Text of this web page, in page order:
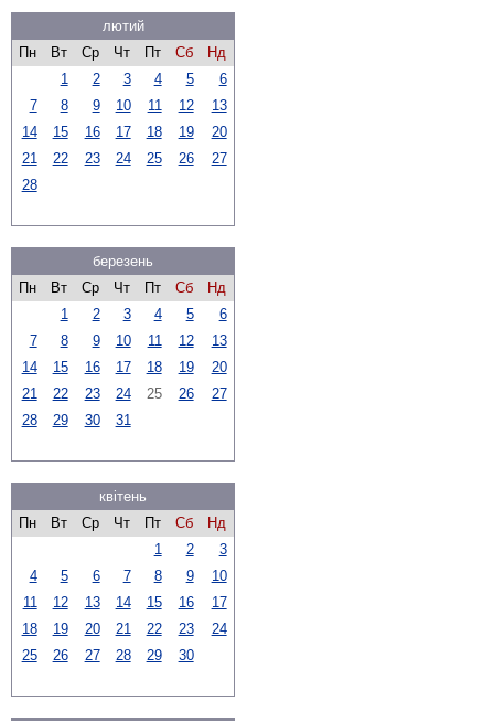
лютий
Пн
Вт Ср Чт Пт Сб
Нд
1
2 3 4 5
6
7
8 9 10 11 12
13
14
15 16 17 18 19
20
21
22 23 24 25 26
27
28
березень
Пн
Вт Ср Чт Пт Сб
Нд
1
2 3 4 5
6
7
8 9 10 11 12
13
14
15 16 17 18 19
20
21
22 23 24 25 26
27
28
29 30 31
квітень
Пн
Вт Ср Чт Пт Сб
Нд
1
2
3
4
5 6 7 8 9
10
11
12 13 14 15 16
17
18
19 20 21 22 23
24
25
26 27 28 29 30